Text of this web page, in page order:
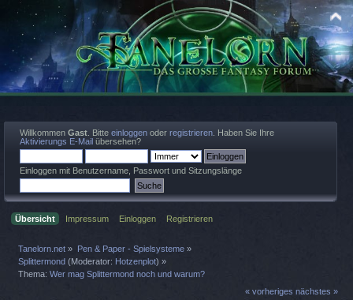
Willkommen Gast . Bitte einloggen oder registrieren . Haben Sie Ihre
Aktivierungs E-Mail übersehen?
Einloggen mit Benutzername, Passwort und Sitzungslänge
Übersicht Impressum Einloggen Registrieren
Tanelorn.net » Pen & Paper - Spielsysteme»
Splittermond (Moderator: Hotzenplot) »
Thema:Wer mag Splittermond noch und warum?
« vorheriges nächstes »